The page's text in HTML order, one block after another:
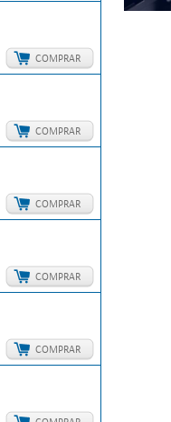
COMPRAR
COMPRAR
COMPRAR
COMPRAR
COMPRAR